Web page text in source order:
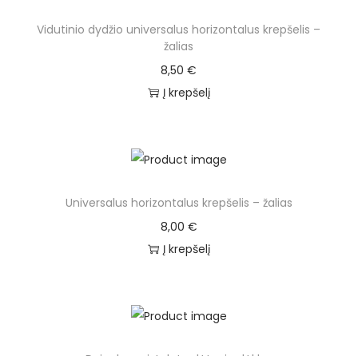
Vidutinio dydžio universalus horizontalus krepšelis –
žalias
8,50€
Į krepšelį
Universalus horizontalus krepšelis – žalias
8,00 €
Į krepšelį